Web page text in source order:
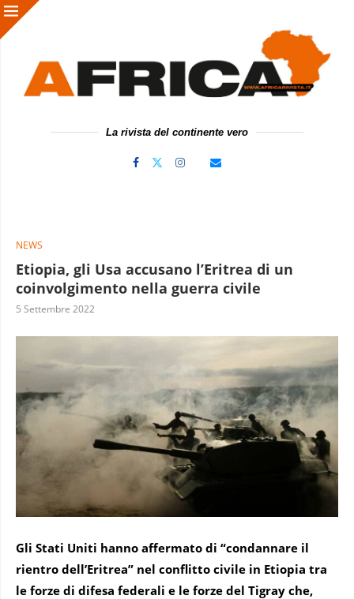
La rivista del continente vero
NEWS
Etiopia, gli Usa accusano l’Eritrea di un
coinvolgimento nella guerra civile
5 Settembre 2022
Gli Stati Uniti hanno affermato di “condannare il
rientro dell’Eritrea” nel conflitto civile in Etiopia tra
le forze di difesa federali e le forze del Tigray che,